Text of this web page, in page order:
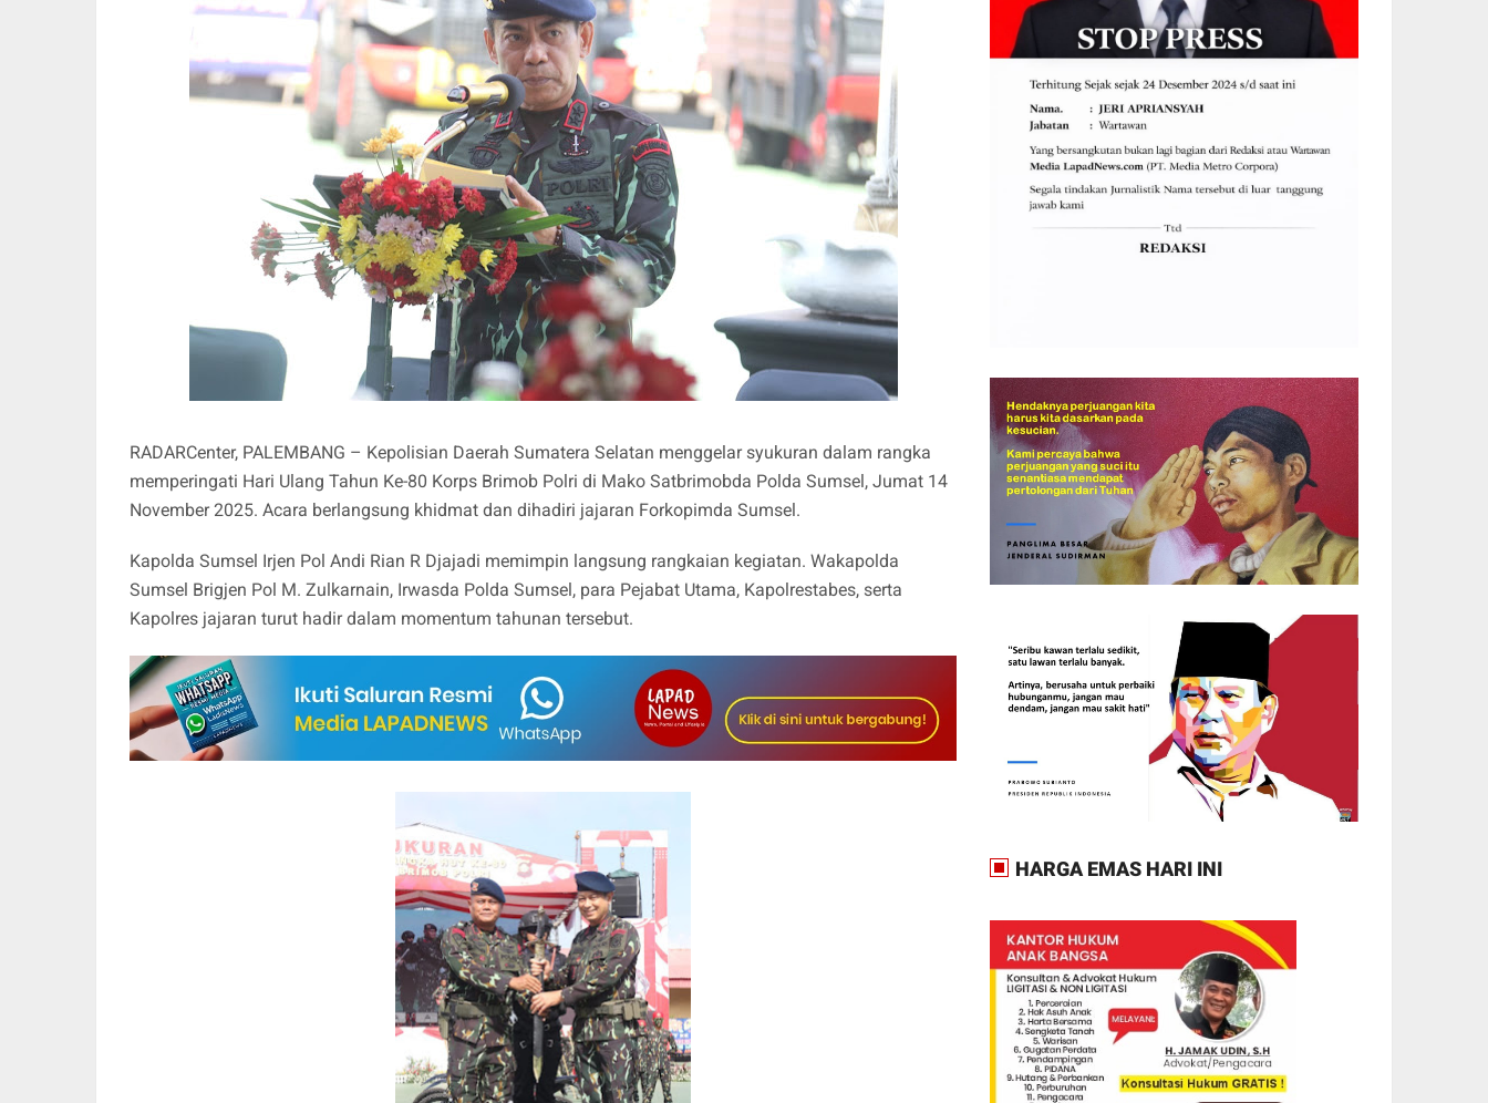
RADARCenter, PALEMBANG – Kepolisian Daerah Sumatera Selatan menggelar syukuran dalam rangka
memperingati Hari Ulang Tahun Ke-80 Korps Brimob Polri di Mako Satbrimobda Polda Sumsel, Jumat 14
November 2025. Acara berlangsung khidmat dan dihadiri jajaran Forkopimda Sumsel.
Kapolda Sumsel Irjen Pol Andi Rian R Djajadi memimpin langsung rangkaian kegiatan. Wakapolda
Sumsel Brigjen Pol M. Zulkarnain, Irwasda Polda Sumsel, para Pejabat Utama, Kapolrestabes, serta
Kapolres jajaran turut hadir dalam momentum tahunan tersebut.
HARGA EMAS HARI INI